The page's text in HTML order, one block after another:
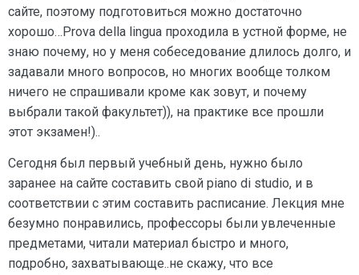
сайте, поэтому подготовиться можно достаточно
хорошо…Prova della lingua проходила в устной форме, не
знаю почему, но у меня собеседование длилось долго, и
задавали много вопросов, но многих вообще толком
ничего не спрашивали кроме как зовут, и почему
выбрали такой факультет)), на практике все прошли
этот экзамен!)..
Сегодня был первый учебный день, нужно было
заранее на сайте составить свой piano di studio, и в
соответствии с этим составить расписание. Лекция мне
безумно понравились, профессоры были увлеченные
предметами, читали материал быстро и много,
подробно, захватывающе..не скажу, что все